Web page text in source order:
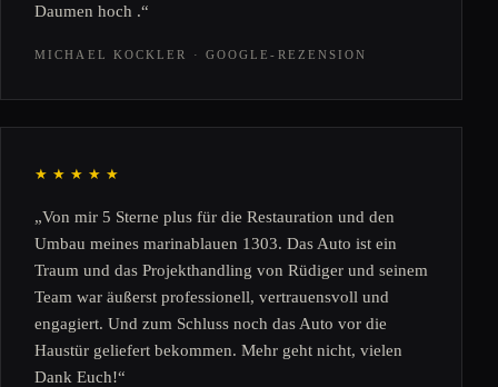
Daumen hoch .“
MICHAEL KOCKLER · GOOGLE-REZENSION
★★★★★
„Von mir 5 Sterne plus für die Restauration und den
Umbau meines marinablauen 1303. Das Auto ist ein
Traum und das Projekthandling von Rüdiger und seinem
Team war äußerst professionell, vertrauensvoll und
engagiert. Und zum Schluss noch das Auto vor die
Haustür geliefert bekommen. Mehr geht nicht, vielen
Dank Euch!“